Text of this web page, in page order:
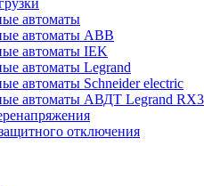
автоматы
автоматы ABB
автоматы IEK
автоматы Legrand
автоматы Schneider electric
автоматы АВДТ Legrand RX3
отключения